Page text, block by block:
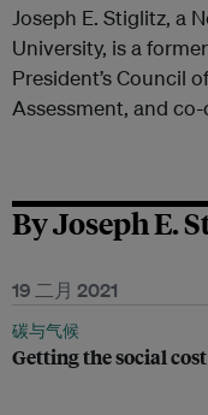
Joseph E. Stiglitz, a
University, is a
President’s Council
Assessment, and
By Joseph E.
19 二月 2021
碳与气候
Getting the social